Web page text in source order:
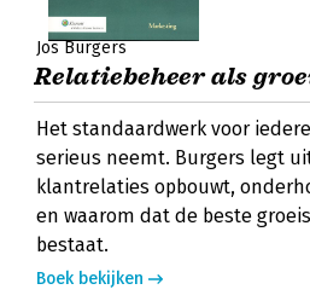
Jos Burgers
Relatiebeheer als
Het standaardwerk voor
serieus neemt. Burgers legt
klantrelaties opbouwt,
en waarom dat de beste
bestaat.
Boek bekijken